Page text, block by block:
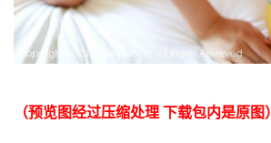
（预览图经过压缩处理 下载包内是原图）